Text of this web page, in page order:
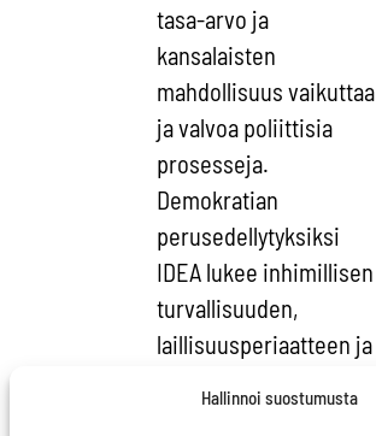
Hallinnoi suostumusta
tasa-arvo ja
kansalaisten
mahdollisuus vaikuttaa
ja valvoa poliittisia
prosesseja.
Demokratian
perusedellytyksiksi
IDEA lukee inhimillisen
turvallisuuden,
laillisuusperiaatteen ja